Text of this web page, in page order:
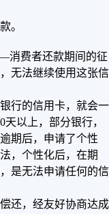
。
消费者还款期间的征
无法继续使用这张信
行的信用卡，就会一
以上，部分银行，
期后，申请了个性
，个性化后，在期
是无法申请任何的信
还，经友好协商达成